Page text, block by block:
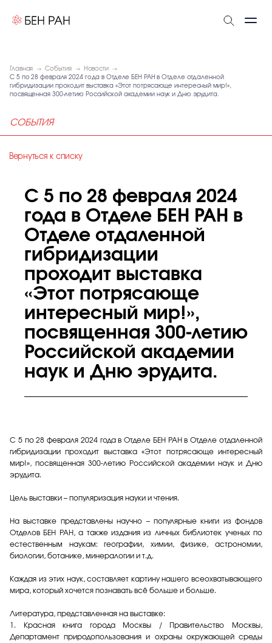
Главная События
Новости
С 5 по 28 февраля 2024 года в Отделе БЕН РАН в Отделе отдаленной
гибридизации проходит выставка «Этот потрясающе интересный мир!»,
посвященная 300-летию Российской академии наук и Дню эрудита.
СОБЫТИЯ
Вернуться к списку
С 5 по 28 февраля 2024
года в Отделе БЕН РАН в
Отделе отдаленной
гибридизации
проходит выставка
«Этот потрясающе
интересный мир!»,
посвященная 300-летию
Российской академии
наук и Дню эрудита.
С 5 по 28 февраля 2024 года в Отделе БЕН РАН в Отделе отдаленной
гибридизации проходит выставка «Этот потрясающе интересный
мир!», посвященная 300-летию Российской академии наук и Дню
эрудита.
Цель выставки – популяризация науки и чтения.
На выставке представлены научно – популярные книги из фондов
Отделов БЕН РАН, а также издания из личных библиотек ученых по
естественным наукам: географии, химии, физике, астрономии,
биологии, ботанике, минералогии и т.д.
Каждая из этих наук, составляет картину нашего всеохватывающего
мира, который хочется познавать всё больше и больше.
Литература, представленная на выставке:
1. Красная книга города Москвы / Правительство Москвы,
Департамент природопользования и охраны окружающей среды